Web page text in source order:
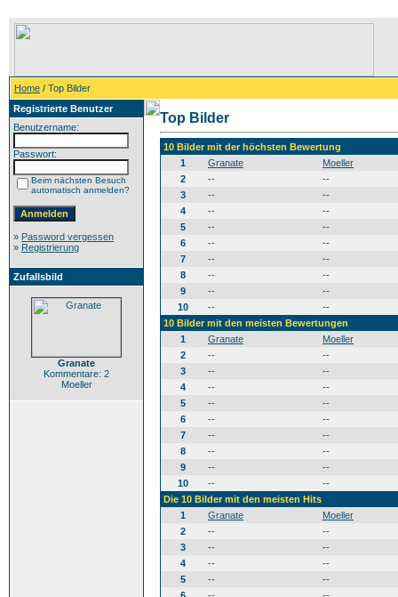
Home / Top Bilder
Registrierte Benutzer
Benutzername:
Passwort:
Beim nächsten Besuch
automatisch anmelden?
» Password vergessen
» Registrierung
Zufallsbild
Granate
Kommentare: 2
Moeller
Top Bilder
10 Bilder mit der höchsten Bewertung
1
Granate
Moeller
2
--
--
3
--
--
4
--
--
5
--
--
6
--
--
7
--
--
8
--
--
9
--
--
10
--
--
10 Bilder mit den meisten Bewertungen
1
Granate
Moeller
2
--
--
3
--
--
4
--
--
5
--
--
6
--
--
7
--
--
8
--
--
9
--
--
10
--
--
Die 10 Bilder mit den meisten Hits
1
Granate
Moeller
2
--
--
3
--
--
4
--
--
5
--
--